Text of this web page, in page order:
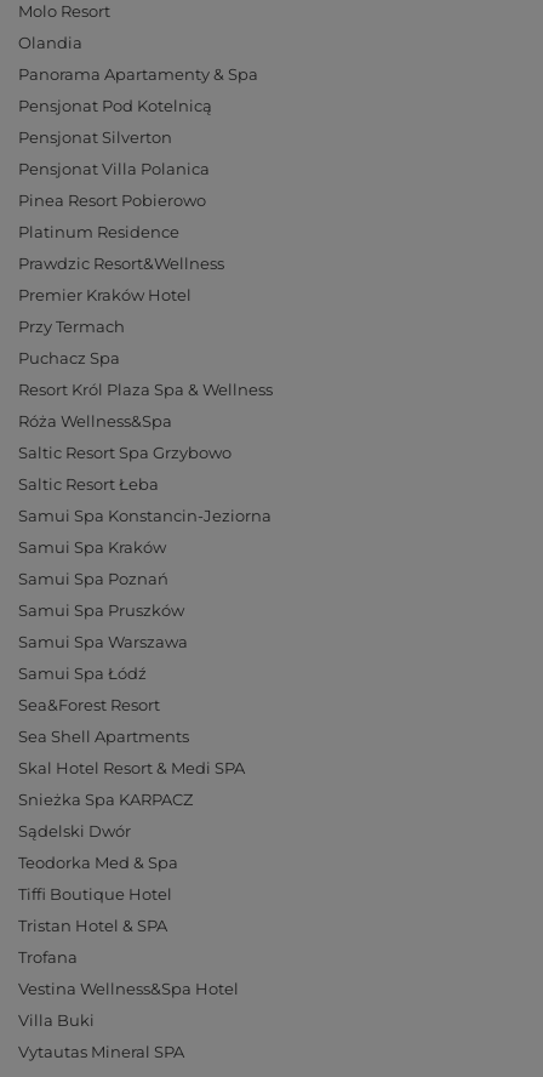
Molo Resort
Olandia
Panorama Apartamenty & Spa
Pensjonat Pod Kotelnicą
Pensjonat Silverton
Pensjonat Villa Polanica
Pinea Resort Pobierowo
Platinum Residence
Prawdzic Resort&Wellness
Premier Kraków Hotel
Przy Termach
Puchacz Spa
Resort Król Plaza Spa & Wellness
Róża Wellness&Spa
Saltic Resort Spa Grzybowo
Saltic Resort Łeba
Samui Spa Konstancin-Jeziorna
Samui Spa Kraków
Samui Spa Poznań
Samui Spa Pruszków
Samui Spa Warszawa
Samui Spa Łódź
Sea&Forest Resort
Sea Shell Apartments
Skal Hotel Resort & Medi SPA
Snieżka Spa KARPACZ
Sądelski Dwór
Teodorka Med & Spa
Tiffi Boutique Hotel
Tristan Hotel & SPA
Trofana
Vestina Wellness&Spa Hotel
Villa Buki
Vytautas Mineral SPA